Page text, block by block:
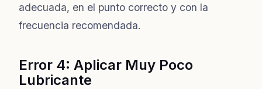
adecuada, en el punto correcto y con la
frecuencia recomendada.
Error 4: Aplicar Muy Poco
Lubricante